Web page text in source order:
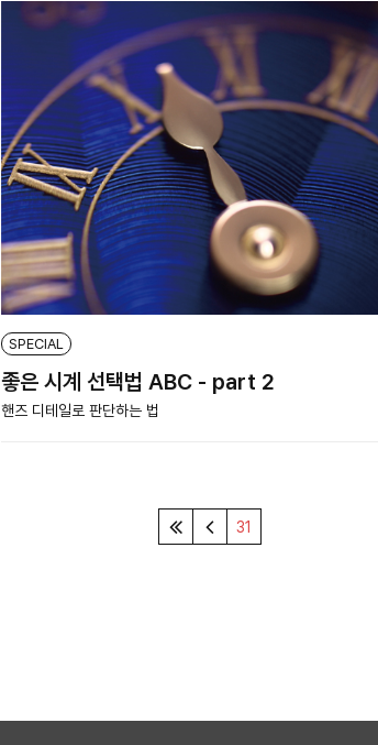
SPECIAL
좋은 시계 선택법 ABC - part 2
핸즈 디테일로 판단하는 법
31